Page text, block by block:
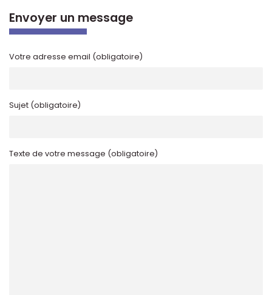
Envoyer un message
Votre adresse email (obligatoire)
Sujet (obligatoire)
Texte de votre message (obligatoire)